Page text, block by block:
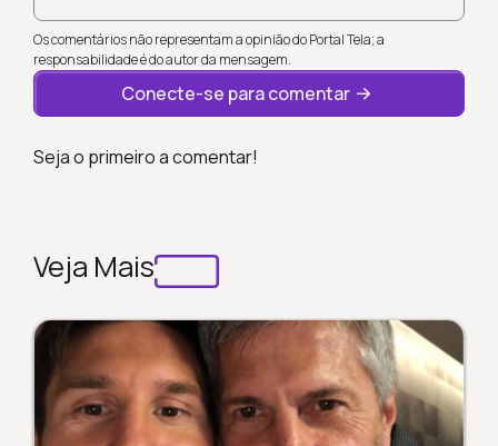
Os comentários não representam a opinião do Portal Tela; a
responsabilidade é do autor da mensagem.
Conecte-se para comentar
Seja o primeiro a comentar!
Veja Mais